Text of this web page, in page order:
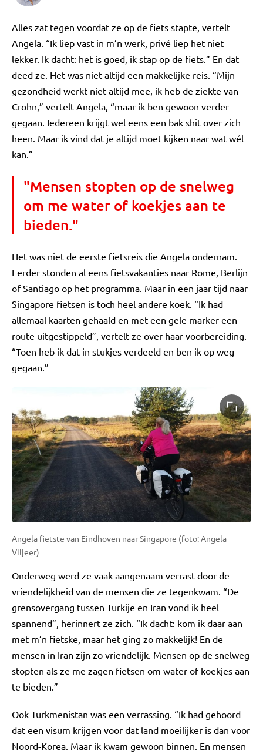
Alles zat tegen voordat ze op de fiets stapte, vertelt
Angela. “Ik liep vast in m’n werk, privé liep het niet
lekker. Ik dacht: het is goed, ik stap op de fiets.” En dat
deed ze. Het was niet altijd een makkelijke reis. “Mijn
gezondheid werkt niet altijd mee, ik heb de ziekte van
Crohn,” vertelt Angela, “maar ik ben gewoon verder
gegaan. Iedereen krijgt wel eens een bak shit over zich
heen. Maar ik vind dat je altijd moet kijken naar wat wél
kan.”
"Mensen stopten op de snelweg
om me water of koekjes aan te
bieden."
Het was niet de eerste fietsreis die Angela ondernam.
Eerder stonden al eens fietsvakanties naar Rome, Berlijn
of Santiago op het programma. Maar in een jaar tijd naar
Singapore fietsen is toch heel andere koek. “Ik had
allemaal kaarten gehaald en met een gele marker een
route uitgestippeld”, vertelt ze over haar voorbereiding.
“Toen heb ik dat in stukjes verdeeld en ben ik op weg
gegaan.”
Angela fietste van Eindhoven naar Singapore (foto: Angela
Viljeer)
Onderweg werd ze vaak aangenaam verrast door de
vriendelijkheid van de mensen die ze tegenkwam. “De
grensovergang tussen Turkije en Iran vond ik heel
spannend”, herinnert ze zich. “Ik dacht: kom ik daar aan
met m’n fietske, maar het ging zo makkelijk! En de
mensen in Iran zijn zo vriendelijk. Mensen op de snelweg
stopten als ze me zagen fietsen om water of koekjes aan
te bieden.”
Ook Turkmenistan was een verrassing. “Ik had gehoord
dat een visum krijgen voor dat land moeilijker is dan voor
Noord-Korea. Maar ik kwam gewoon binnen. En mensen